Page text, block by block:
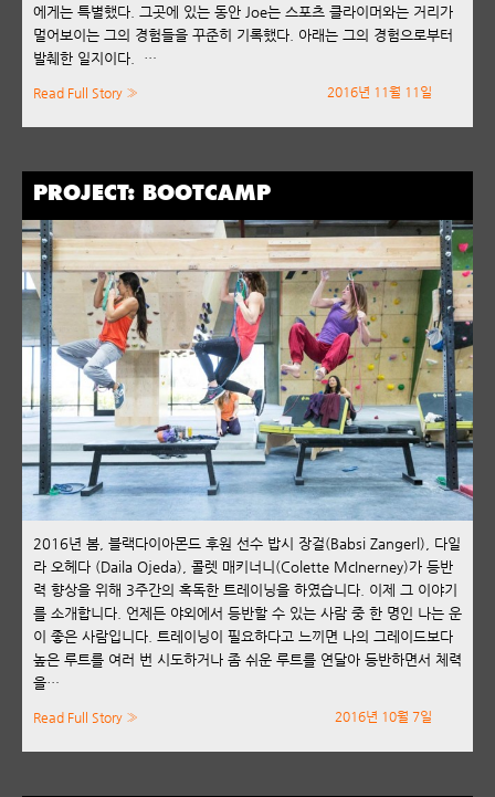
에게는 특별했다. 그곳에 있는 동안 Joe는 스포츠 클라이머와는 거리가
멀어보이는 그의 경험들을 꾸준히 기록했다. 아래는 그의 경험으로부터
발췌한 일지이다. …
2016년 11월 11일
Read Full Story »
PROJECT: BOOTCAMP
2016년 봄, 블랙다이아몬드 후원 선수 밥시 장걸(Babsi Zangerl), 다일
라 오헤다 (Daila Ojeda), 콜렛 매키너니(Colette McInerney)가 등반
력 향상을 위해 3주간의 혹독한 트레이닝을 하였습니다. 이제 그 이야기
를 소개합니다. 언제든 야외에서 등반할 수 있는 사람 중 한 명인 나는 운
이 좋은 사람입니다. 트레이닝이 필요하다고 느끼면 나의 그레이드보다
높은 루트를 여러 번 시도하거나 좀 쉬운 루트를 연달아 등반하면서 체력
을…
2016년 10월 7일
Read Full Story »